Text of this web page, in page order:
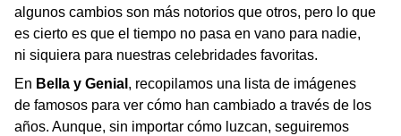
algunos cambios son más notorios que otros, pero lo que
es cierto es que el tiempo no pasa en vano para nadie,
ni siquiera para nuestras celebridades favoritas.
En Bella y Genial , recopilamos una lista de imágenes
de famosos para ver cómo han cambiado a través de los
años. Aunque, sin importar cómo luzcan, seguiremos